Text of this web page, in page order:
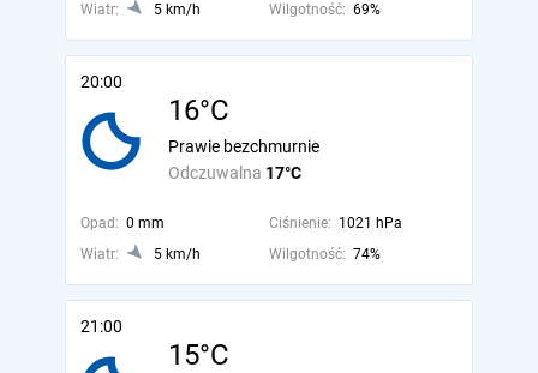
Wiatr:
5 km/h Wilgotność: 69%
20:00
16°C
Odczuwalna 17°C
Prawie bezchmurnie
Opad: 0 mm Ciśnienie: 1021 hPa
Wiatr:
5 km/h Wilgotność: 74%
21:00
15°C